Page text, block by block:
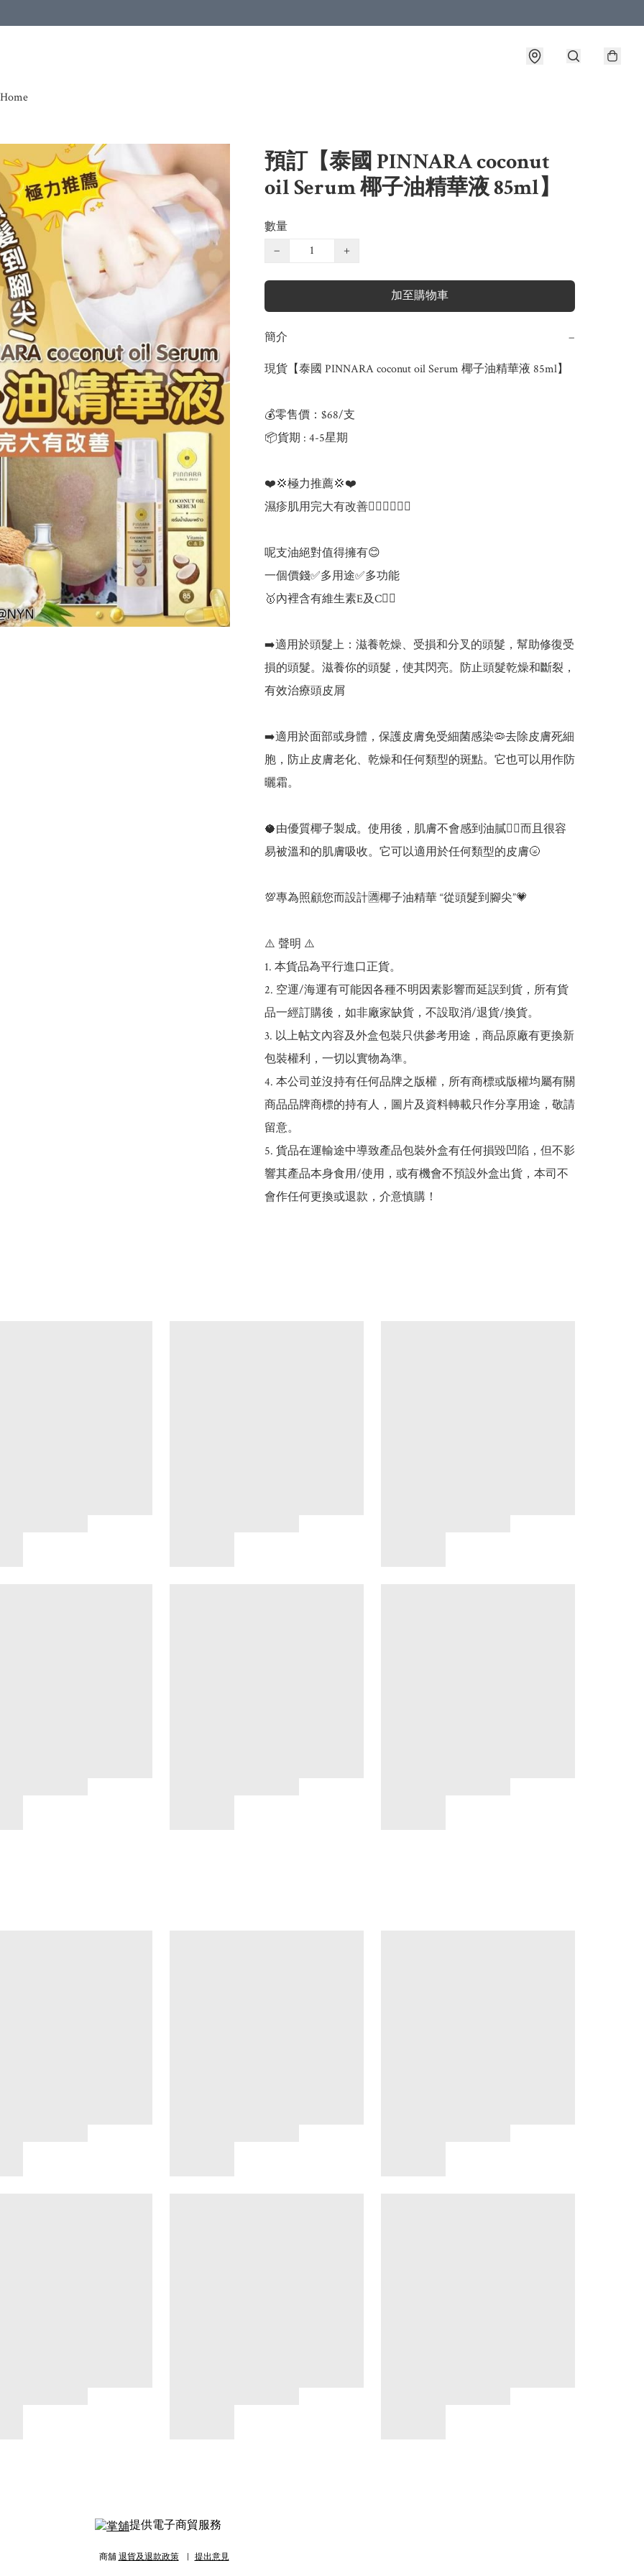
Home
預訂【泰國 PINNARA coconut
oil Serum 椰子油精華液 85ml】
數量
−
+
加至購物車
簡介 −
現貨【泰國 PINNARA coconut oil Serum 椰子油精華液 85ml】
💰零售價：$68/支
📦貨期 : 4-5星期
❤️💢極力推薦💢❤️
濕疹肌用完大有改善👍🏻👍🏻👍🏻
呢支油絕對值得擁有😊
一個價錢✅多用途✅多功能
🥇內裡含有維生素E及C❤️‍🔥
➡️適用於頭髮上：滋養乾燥、受損和分叉的頭髮，幫助修復受
損的頭髮。滋養你的頭髮，使其閃亮。防止頭髮乾燥和斷裂，
有效治療頭皮屑
➡️適用於面部或身體，保護皮膚免受細菌感染🦠去除皮膚死細
胞，防止皮膚老化、乾燥和任何類型的斑點。它也可以用作防
曬霜。
🥥由優質椰子製成。使用後，肌膚不會感到油膩👍🏻而且很容
易被溫和的肌膚吸收。它可以適用於任何類型的皮膚🌝
💯專為照顧您而設計🈵椰子油精華 “從頭髮到腳尖”💗
⚠️ 聲明 ⚠️
1. 本貨品為平行進口正貨。
2. 空運/海運有可能因各種不明因素影響而延誤到貨，所有貨
品一經訂購後，如非廠家缺貨，不設取消/退貨/換貨。
3. 以上帖文內容及外盒包裝只供參考用途，商品原廠有更換新
包裝權利，一切以實物為準。
4. 本公司並沒持有任何品牌之版權，所有商標或版權均屬有關
商品品牌商標的持有人，圖片及資料轉載只作分享用途，敬請
留意。
5. 貨品在運輸途中導致產品包裝外盒有任何損毀凹陷，但不影
響其產品本身食用/使用，或有機會不預設外盒出貨，本司不
會作任何更換或退款，介意慎購！
提供電子商貿服務
商舖 退貨及退款政策 提出意見